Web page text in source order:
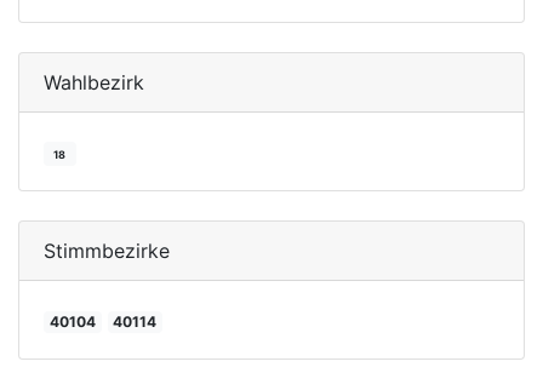
Wahlbezirk
18
Stimmbezirke
40104 40114